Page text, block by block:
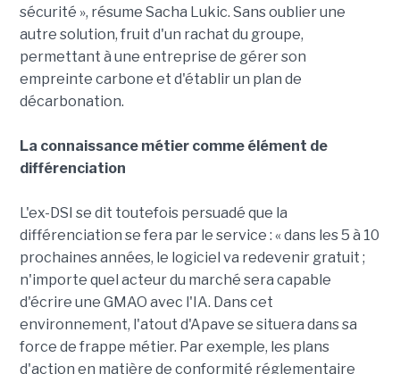
sécurité », résume Sacha Lukic. Sans oublier une
autre solution, fruit d'un rachat du groupe,
permettant à une entreprise de gérer son
empreinte carbone et d'établir un plan de
décarbonation.
La connaissance métier comme élément de
différenciation
L'ex-DSI se dit toutefois persuadé que la
différenciation se fera par le service : « dans les 5 à 10
prochaines années, le logiciel va redevenir gratuit ;
n'importe quel acteur du marché sera capable
d'écrire une GMAO avec l'IA. Dans cet
environnement, l'atout d'Apave se situera dans sa
force de frappe métier. Par exemple, les plans
d'action en matière de conformité réglementaire